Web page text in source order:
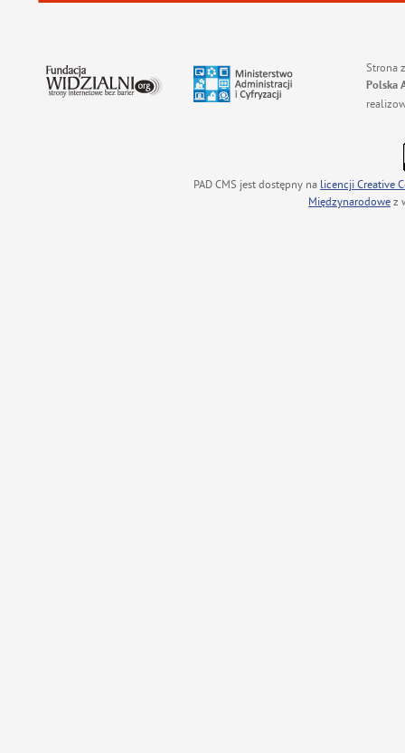
Strona
Polska
PAD CMS jest dostępny na licencji Creative
Międzynarodowe z